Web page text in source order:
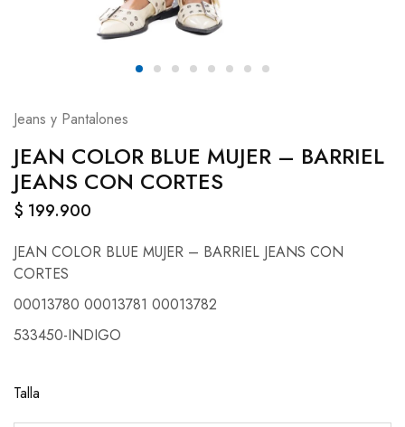
Jeans y Pantalones
JEAN COLOR BLUE MUJER – BARRIEL
JEANS CON CORTES
$ 199.900
JEAN COLOR BLUE MUJER – BARRIEL JEANS CON
CORTES
00013780 00013781 00013782
533450-INDIGO
Talla